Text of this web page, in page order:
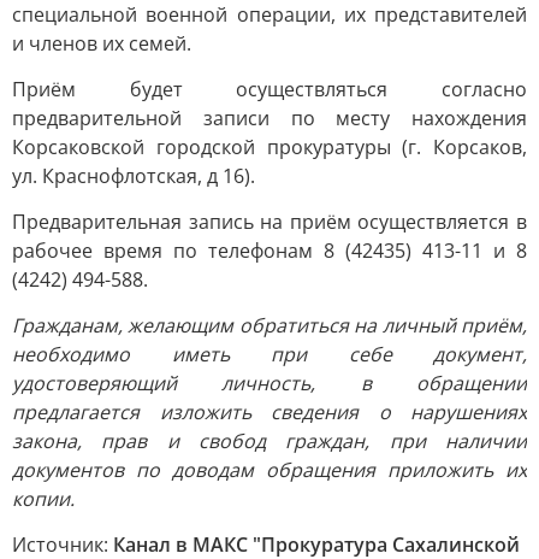
специальной военной операции, их представителей
и членов их семей.
Приём будет осуществляться согласно
предварительной записи по месту нахождения
Корсаковской городской прокуратуры (г. Корсаков,
ул. Краснофлотская, д 16).
Предварительная запись на приём осуществляется в
рабочее время по телефонам 8 (42435) 413-11 и 8
(4242) 494-588.
Гражданам, желающим обратиться на личный приём,
необходимо иметь при себе документ,
удостоверяющий личность, в обращении
предлагается изложить сведения о нарушениях
закона, прав и свобод граждан, при наличии
документов по доводам обращения приложить их
копии.
Источник: Канал в МАКС "Прокуратура Сахалинской